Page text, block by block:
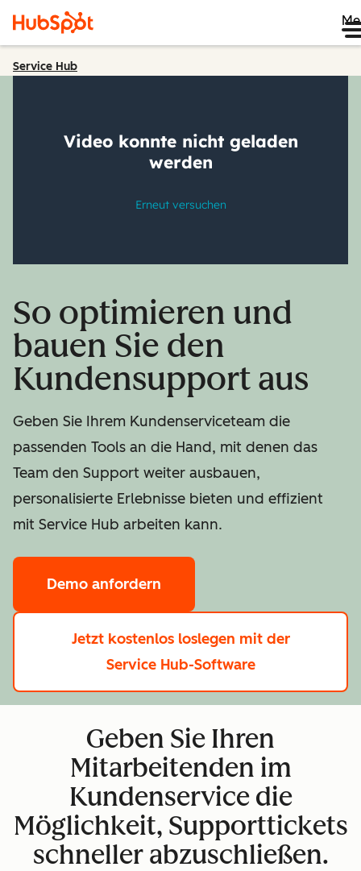
Service Hub
So optimieren und
bauen Sie den
Kundensupport aus
Geben Sie Ihrem Kundenserviceteam die
passenden Tools an die Hand, mit denen das
Team den Support weiter ausbauen,
personalisierte Erlebnisse bieten und effizient
mit Service Hub arbeiten kann.
Demo anfordern
Jetzt kostenlos loslegen mit der
Service Hub-Software
Geben Sie Ihren
Mitarbeitenden im
Kundenservice die
Möglichkeit, Supporttickets
schneller abzuschließen.